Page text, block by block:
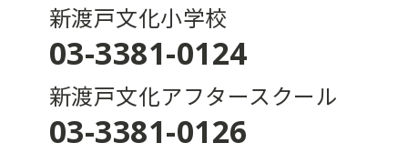
新渡戸文化小学校
03-3381-0124
新渡戸文化アフタースクール
03-3381-0126